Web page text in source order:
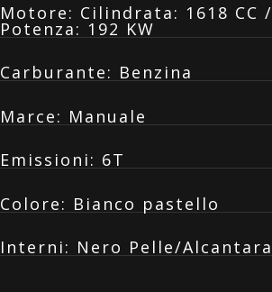
Motore: Cilindrata: 1618 CC /
Potenza: 192 KW
Carburante: Benzina
Marce: Manuale
Emissioni: 6T
Colore: Bianco pastello
Interni: Nero Pelle/Alcantara